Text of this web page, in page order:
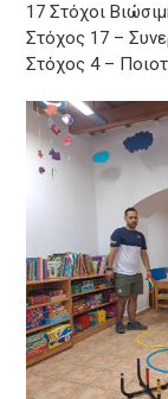
17 Στόχοι
Στόχος 17 –
Στόχος 4 –